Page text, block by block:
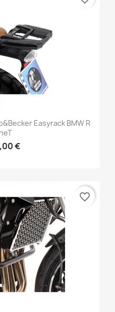
Easyrack BMW R
€
favorite_border